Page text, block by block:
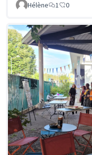
Hélène
1 0